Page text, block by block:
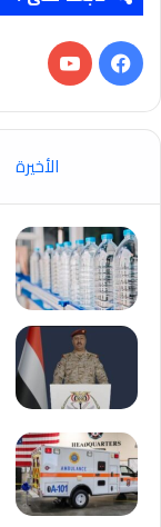
فيسبوك‫YouTube
الأخيرة